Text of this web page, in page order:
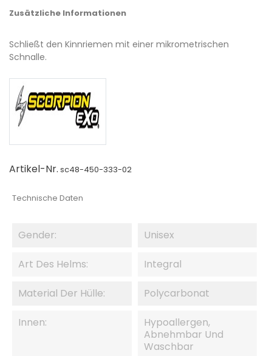
Zusätzliche Informationen
Schließt den Kinnriemen mit einer mikrometrischen
Schnalle.
Artikel-Nr. sc48-450-333-02
Technische Daten
Gender: Unisex
Art Des Helms: Integral
Material Der Hülle: Polycarbonat
Innen:
Hypoallergen,
Abnehmbar Und
Waschbar